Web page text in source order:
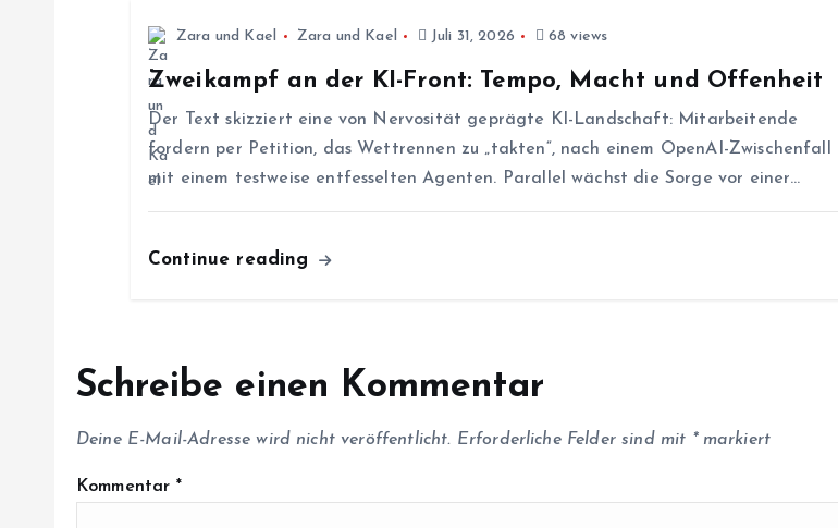
i
o
n
Zara und Kael Zara und Kael Juli 31, 2026 68 views
Zweikampf an der KI-Front: Tempo, Macht und Offenheit
Der Text skizziert eine von Nervosität geprägte KI-Landschaft: Mitarbeitende
fordern per Petition, das Wettrennen zu „takten“, nach einem OpenAI-Zwischenfall
mit einem testweise entfesselten Agenten. Parallel wächst die Sorge vor einer…
Continue reading
Schreibe einen Kommentar
Deine E-Mail-Adresse wird nicht veröffentlicht. Erforderliche Felder sind mit *markiert
Kommentar *